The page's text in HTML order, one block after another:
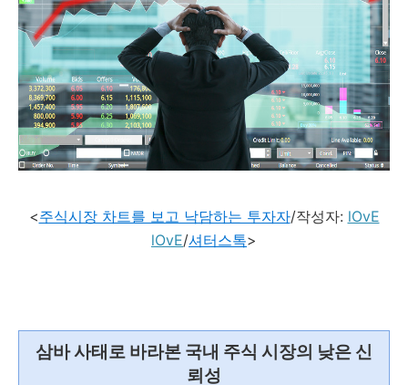
<주식시장 차트를 보고 낙담하는 투자자/작성자: lOvE
lOvE/셔터스톡>
삼바 사태로 바라본 국내 주식 시장의 낮은 신
뢰성